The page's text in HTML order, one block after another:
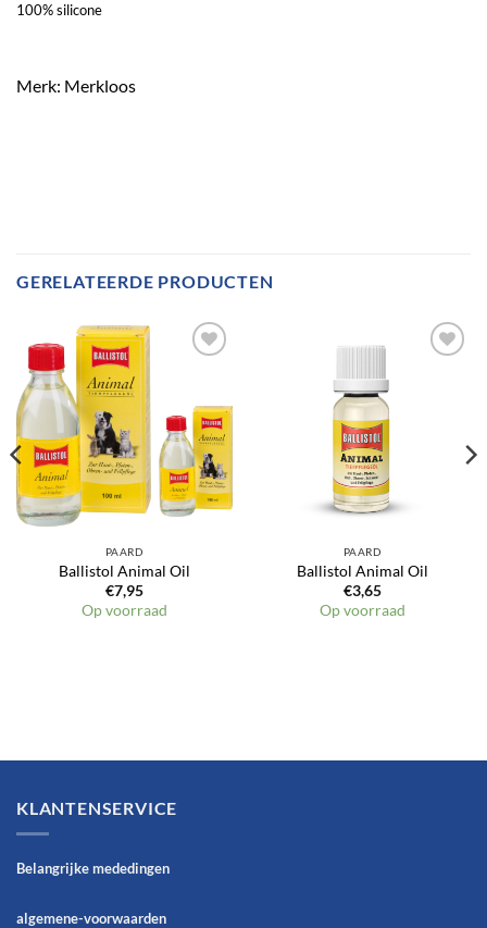
100% silicone
Merk: Merkloos
GERELATEERDE PRODUCTEN
PAARD
Ballistol Animal Oil
€7,95
Op voorraad
PAARD
Ballistol Animal Oil
€3,65
Op voorraad
KLANTENSERVICE
Belangrijke mededingen
algemene-voorwaarden